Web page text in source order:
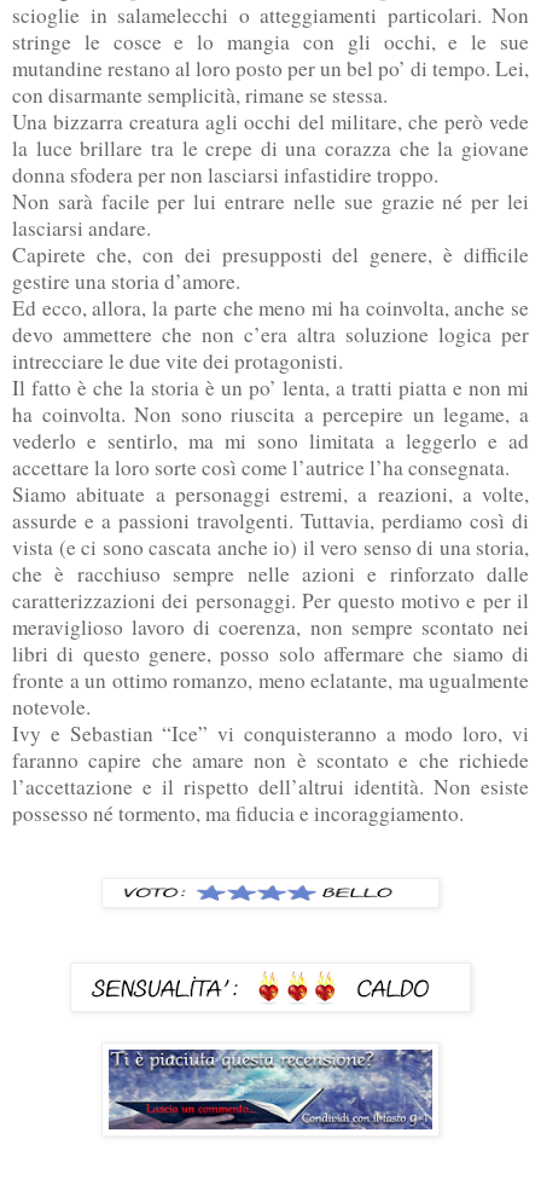
scioglie in salamelecchi o atteggiamenti particolari. Non
stringe le cosce e lo mangia con gli occhi, e le sue
mutandine restano al loro posto per un bel po’ di tempo. Lei,
con disarmante semplicità, rimane se stessa.
Una bizzarra creatura agli occhi del militare, che però vede
la luce brillare tra le crepe di una corazza che la giovane
donna sfodera per non lasciarsi infastidire troppo.
Non sarà facile per lui entrare nelle sue grazie né per lei
lasciarsi andare.
Capirete che, con dei presupposti del genere, è difficile
gestire una storia d’amore.
Ed ecco, allora, la parte che meno mi ha coinvolta, anche se
devo ammettere che non c’era altra soluzione logica per
intrecciare le due vite dei protagonisti.
Il fatto è che la storia è un po’ lenta, a tratti piatta e non mi
ha coinvolta. Non sono riuscita a percepire un legame, a
vederlo e sentirlo, ma mi sono limitata a leggerlo e ad
accettare la loro sorte così come l’autrice l’ha consegnata.
Siamo abituate a personaggi estremi, a reazioni, a volte,
assurde e a passioni travolgenti. Tuttavia, perdiamo così di
vista (e ci sono cascata anche io) il vero senso di una storia,
che è racchiuso sempre nelle azioni e rinforzato dalle
caratterizzazioni dei personaggi. Per questo motivo e per il
meraviglioso lavoro di coerenza, non sempre scontato nei
libri di questo genere, posso solo affermare che siamo di
fronte a un ottimo romanzo, meno eclatante, ma ugualmente
notevole.
Ivy e Sebastian “Ice” vi conquisteranno a modo loro, vi
faranno capire che amare non è scontato e che richiede
l’accettazione e il rispetto dell’altrui identità. Non esiste
possesso né tormento, ma fiducia e incoraggiamento.